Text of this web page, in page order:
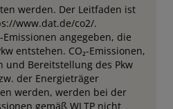
werden. Der Leitfaden ist
www.dat.de/co2/.
Emissionen angegeben, die
entstehen. CO₂-Emissionen,
und Bereitstellung des Pkw
der Energieträger
werden, werden bei der
gemäß WLTP nicht